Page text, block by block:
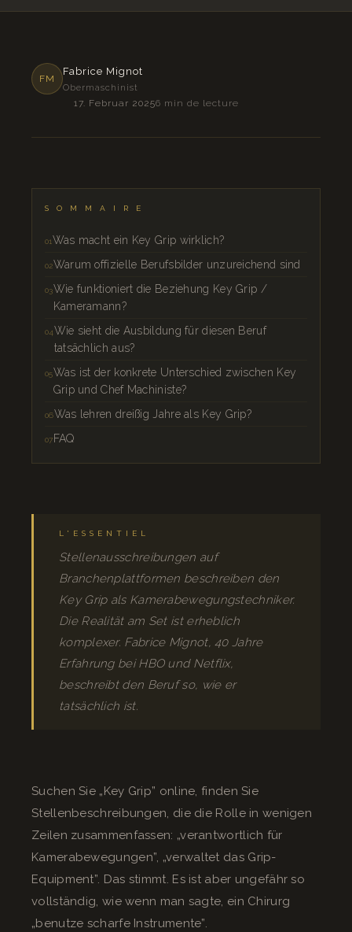
FM
Fabrice Mignot
Obermaschinist
17. Februar 20256 min de lecture
SOMMAIRE
Was macht ein Key Grip wirklich?
Warum offizielle Berufsbilder unzureichend sind
Wie funktioniert die Beziehung Key Grip /
Kameramann?
Wie sieht die Ausbildung für diesen Beruf
tatsächlich aus?
Was ist der konkrete Unterschied zwischen Key
Grip und Chef Machiniste?
Was lehren dreißig Jahre als Key Grip?
FAQ
L'ESSENTIEL
Stellenausschreibungen auf
Branchenplattformen beschreiben den
Key Grip als Kamerabewegungstechniker.
Die Realität am Set ist erheblich
komplexer. Fabrice Mignot, 40 Jahre
Erfahrung bei HBO und Netflix,
beschreibt den Beruf so, wie er
tatsächlich ist.
Suchen Sie „Key Grip” online, finden Sie
Stellenbeschreibungen, die die Rolle in wenigen
Zeilen zusammenfassen: „verantwortlich für
Kamerabewegungen”, „verwaltet das Grip-
Equipment”. Das stimmt. Es ist aber ungefähr so
vollständig, wie wenn man sagte, ein Chirurg
„benutze scharfe Instrumente”.